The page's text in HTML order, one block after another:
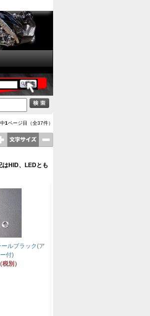
1ページ目（全37件）
はHID、LEDとも
ルブラック(ア
付)
別）